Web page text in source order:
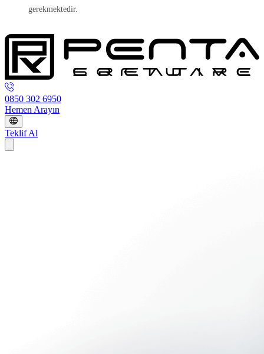
gerekmektedir.
0850 302 6950
Hemen Arayın
Teklif Al